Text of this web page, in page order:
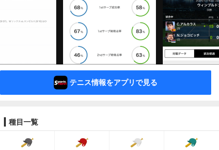
テニス情報をアプリで見る
種目一覧